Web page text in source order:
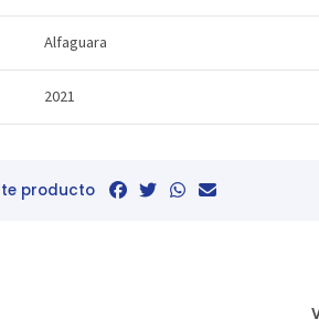
Alfaguara
2021
producto